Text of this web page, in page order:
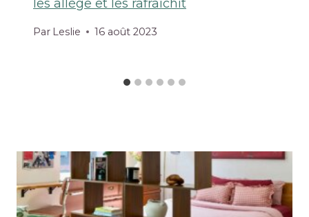
les allège et les rafraîchit
Par Leslie 16 août 2023